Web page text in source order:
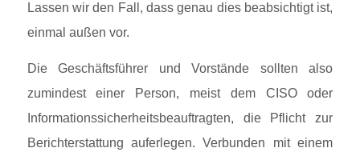
Lassen wir den Fall, dass genau dies beabsichtigt ist,
einmal außen vor.
Die Geschäftsführer und Vorstände sollten also
zumindest einer Person, meist dem CISO oder
Informationssicherheitsbeauftragten, die Pflicht zur
Berichterstattung auferlegen. Verbunden mit einem